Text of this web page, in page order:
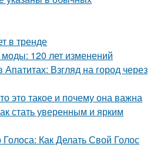
в тренде
120 лет изменений
Взгляд на город через
это такое и почему она важна
стать уверенным и ярким
Как Делать Свой Голос